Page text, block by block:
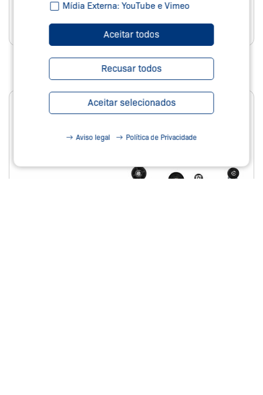
SENSOR HALL
Mídia Externa: YouTube e Vimeo
Aceitar todos
Recusar todos
Aceitar selecionados
Aviso legal Política de Privacidade